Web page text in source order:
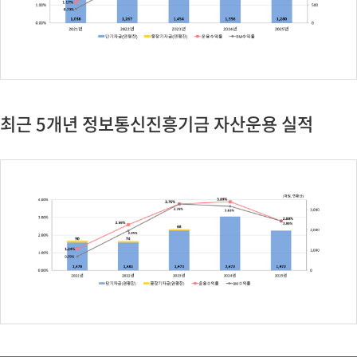
최근 5개년 정보통신진흥기금 자산운용 실적